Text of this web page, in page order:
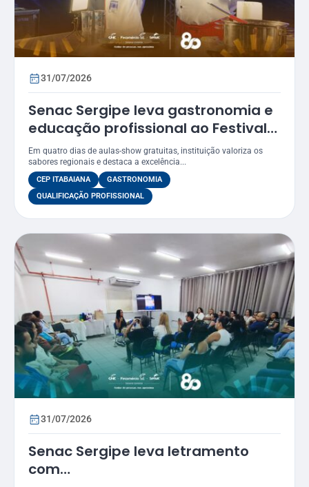
31/07/2026
Senac Sergipe leva gastronomia e
educação profissional ao Festival
Gastronômico de Itabaiana 2026
Em quatro dias de aulas-show gratuitas, instituição valoriza os
sabores regionais e destaca a excelência...
CEP ITABAIANA
GASTRONOMIA
QUALIFICAÇÃO PROFISSIONAL
31/07/2026
Senac Sergipe leva letramento
com